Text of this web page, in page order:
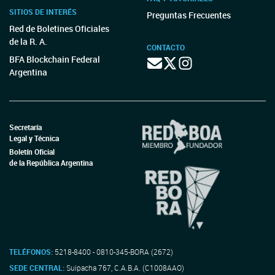
SITIOS DE INTERÉS
Red de Boletines Oficiales
de la R. A.
BFA Blockchain Federal
Argentina
Preguntas Frecuentes
CONTACTO
Secretaría
Legal y Técnica
Boletín Oficial
de la República Argentina
TELÉFONOS: 5218-8400 - 0810-345-BORA (2672)
SEDE CENTRAL:Suipacha 767, C.A.B.A. (C1008AAO)